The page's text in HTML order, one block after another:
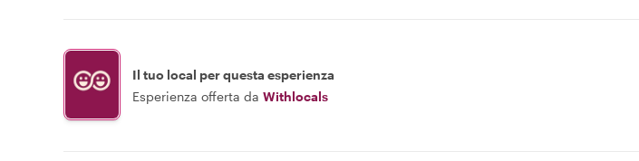
Il tuo local per questa esperienza
Esperienza offerta da Withlocals